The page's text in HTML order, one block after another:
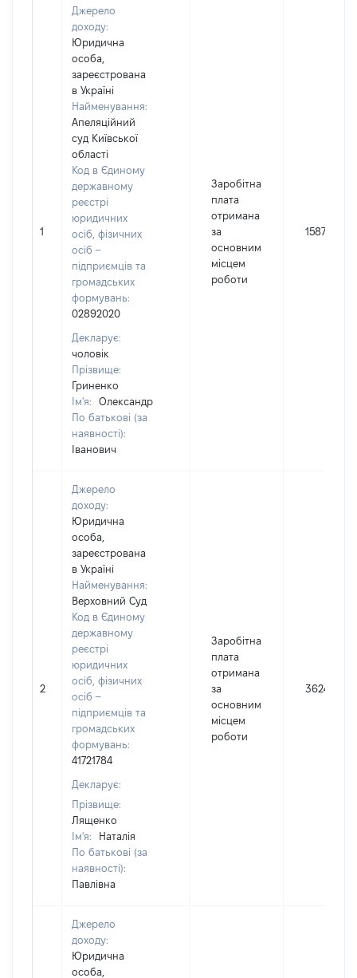
1
Джерело
доходу:
Юридична
особа,
зареєстрована
в Україні
Найменування:
Апеляційний
суд Київської
області
Код в Єдиному
державному
реєстрі
юридичних
осіб, фізичних
осіб –
підприємців та
громадських
формувань:
02892020
Декларує:
чоловік
Прізвище:
Гриненко
Ім'я:
Олександр
По батькові (за
наявності):
Іванович
Заробітна
плата
отримана
за
основним
місцем
роботи
1587214
2
Джерело
доходу:
Юридична
особа,
зареєстрована
в Україні
Найменування:
Верховний Суд
Код в Єдиному
державному
реєстрі
юридичних
осіб, фізичних
осіб –
підприємців та
громадських
формувань:
41721784
Декларує:
Прізвище:
Лященко
Ім'я:
Наталія
По батькові (за
наявності):
Павлівна
Заробітна
плата
отримана
за
основним
місцем
роботи
3624025
Джерело
доходу:
Юридична
особа,